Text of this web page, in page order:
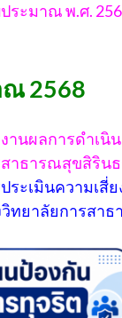
ระมาณ พ.ศ.
2568
านผลการดำเนิ
าธารณสุขสิรินธ
ระเมินความเสี่
ทยาลัยการสาธ